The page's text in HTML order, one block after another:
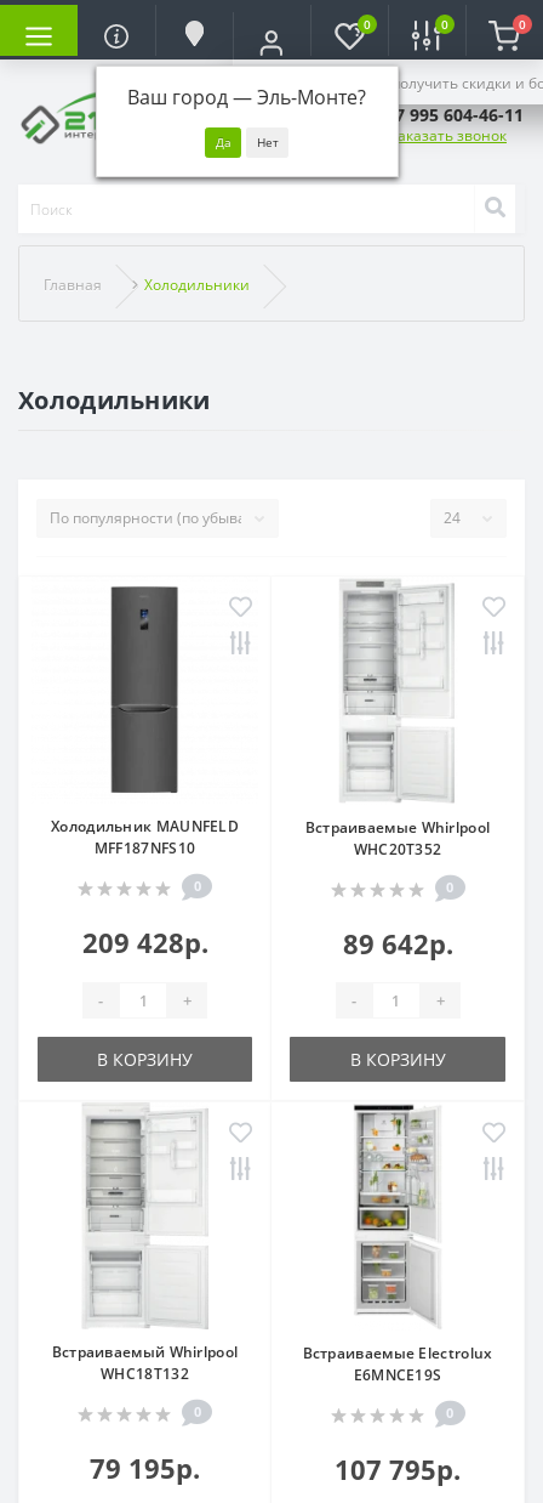
Ваш город —Эль-Монте?
Войдите, чтобы получить скидки и
0 0 0
+7 995 604-46-11
Заказать звонок
Главная Холодильники
Холодильники
Холодильник MAUNFELD
MFF187NFS10
0
209 428р.
- +
В КОРЗИНУ
Встраиваемые Whirlpool
WHC20T352
0
89 642р.
- +
В КОРЗИНУ
Встраиваемый Whirlpool
WHC18T132
0
79 195р.
Встраиваемые Electrolux
E6MNCE19S
0
107 795р.